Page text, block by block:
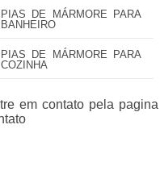
PIAS DE MÁRMORE PARA
BANHEIRO
PIAS DE MÁRMORE PARA
COZINHA